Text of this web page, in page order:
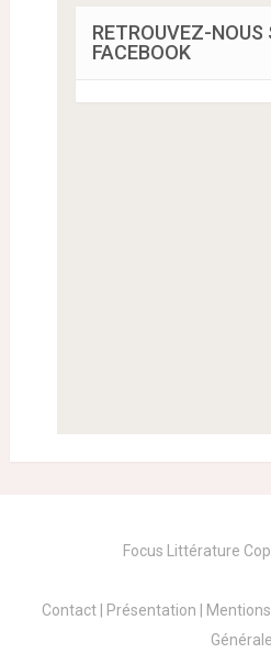
RETROUVEZ-NOUS
FACEBOOK
Focus Littérature
Contact Présentation